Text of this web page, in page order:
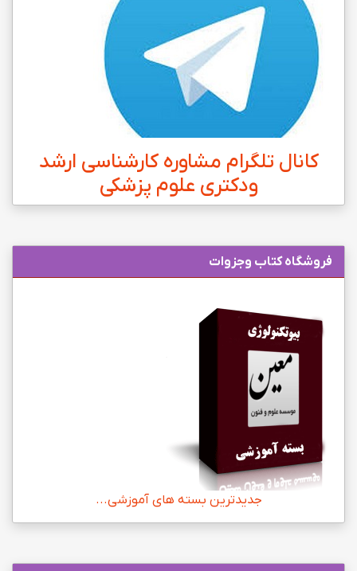
کانال تلگرام مشاوره کارشناسی ارشد
ودکتری علوم پزشکی
فروشگاه کتاب وجزوات
جدیدترین بسته های آموزشی...